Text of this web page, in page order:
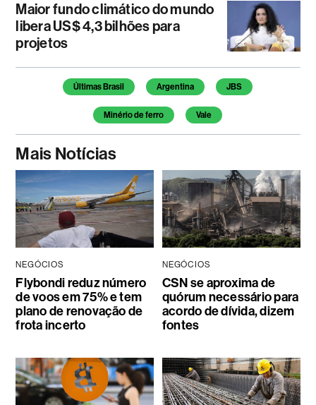
Maior fundo climático do mundo
libera US$ 4,3 bilhões para
projetos
Temas deste artigo
Últimas Brasil Argentina JBS
Minério de ferro Vale
Mais Notícias
NEGÓCIOS
Flybondi reduz número
de voos em 75% e tem
plano de renovação de
frota incerto
NEGÓCIOS
CSN se aproxima de
quórum necessário para
acordo de dívida, dizem
fontes